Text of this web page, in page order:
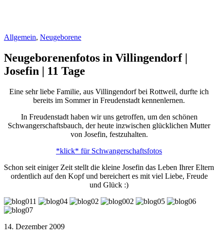
Allgemein, Neugeborene
Neugeborenenfotos in Villingendorf |
Josefin | 11 Tage
Eine sehr liebe Familie, aus Villingendorf bei Rottweil, durfte ich
bereits im Sommer in Freudenstadt kennenlernen.
In Freudenstadt haben wir uns getroffen, um den schönen
Schwangerschaftsbauch, der heute inzwischen glücklichen Mutter
von Josefin, festzuhalten.
*klick* für Schwangerschaftsfotos
Schon seit einiger Zeit stellt die kleine Josefin das Leben Ihrer Eltern
ordentlich auf den Kopf und bereichert es mit viel Liebe, Freude
und Glück :)
14. Dezember 2009